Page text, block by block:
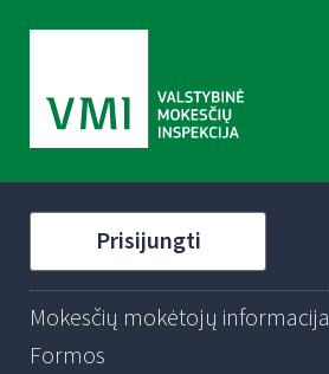
Prisijungti
Mokesčių mokėtojų informacija
Formos